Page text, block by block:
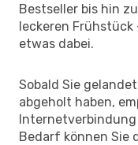
Bestseller bis hin
leckeren
etwas dabei.
Sobald Sie
abgeholt haben,
Internetverbindung
Bedarf können Sie